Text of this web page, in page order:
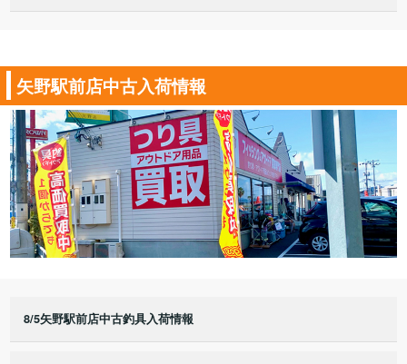
矢野駅前店中古入荷情報
8/5矢野駅前店中古釣具入荷情報